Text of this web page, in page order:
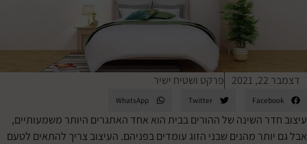
פרקט ושטיח ישיר
Twitter
WhatsApp
השינה של ההורים בבית הוא אחד האתגרים היותר משמעותיים,
מהנים שבני הזוג עומדים בפניהם. העיצוב צריך להתאים לטעם